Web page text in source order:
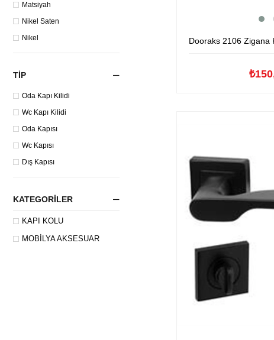
Matsiyah
Nikel Saten
Nikel
TIP
Oda Kapı Kilidi
Wc Kapı Kilidi
Oda Kapısı
Wc Kapısı
Dış Kapısı
KATEGORILER
KAPI KOLU
MOBILYA AKSESUAR
Dooraks 2106 Zigana Kare